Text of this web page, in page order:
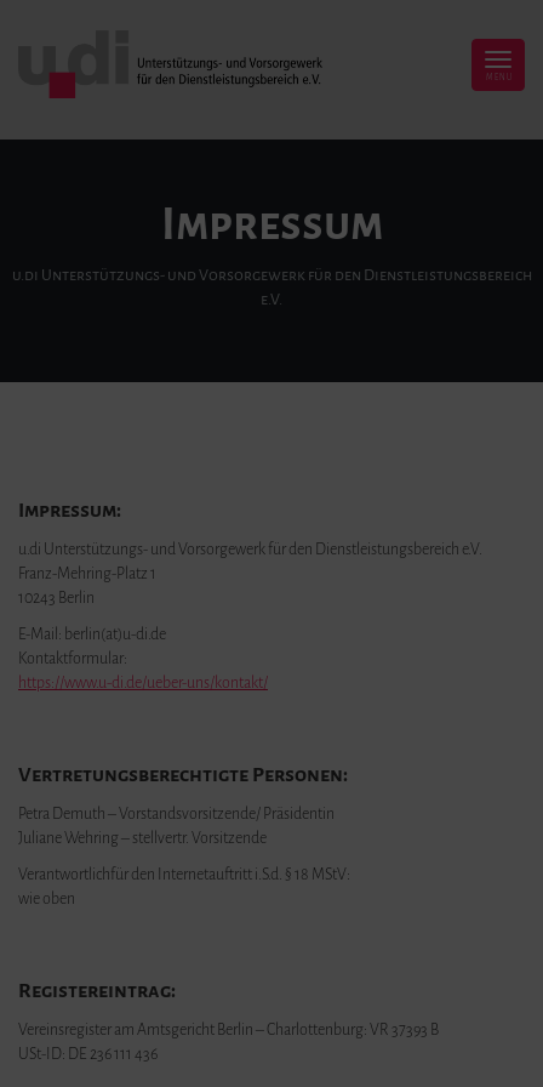
Impressum
u.di Unterstützungs- und Vorsorgewerk für den Dienstleistungsbereich
e.V.
Impressum:
u.di Unterstützungs- und Vorsorgewerk für den Dienstleistungsbereich e.V.
Franz-Mehring-Platz 1
10243 Berlin
E-Mail: berlin(at)u-di.de
Kontaktformular:
https://www.u-di.de/ueber-uns/kontakt/
Vertretungsberechtigte Personen:
Petra Demuth – Vorstandsvorsitzende/ Präsidentin
Juliane Wehring – stellvertr. Vorsitzende
Verantwortlichfür den Internetauftritt i.S.d. § 18 MStV:
wie oben
Registereintrag:
Vereinsregister am Amtsgericht Berlin – Charlottenburg: VR 37393 B
USt-ID: DE 236 111 436